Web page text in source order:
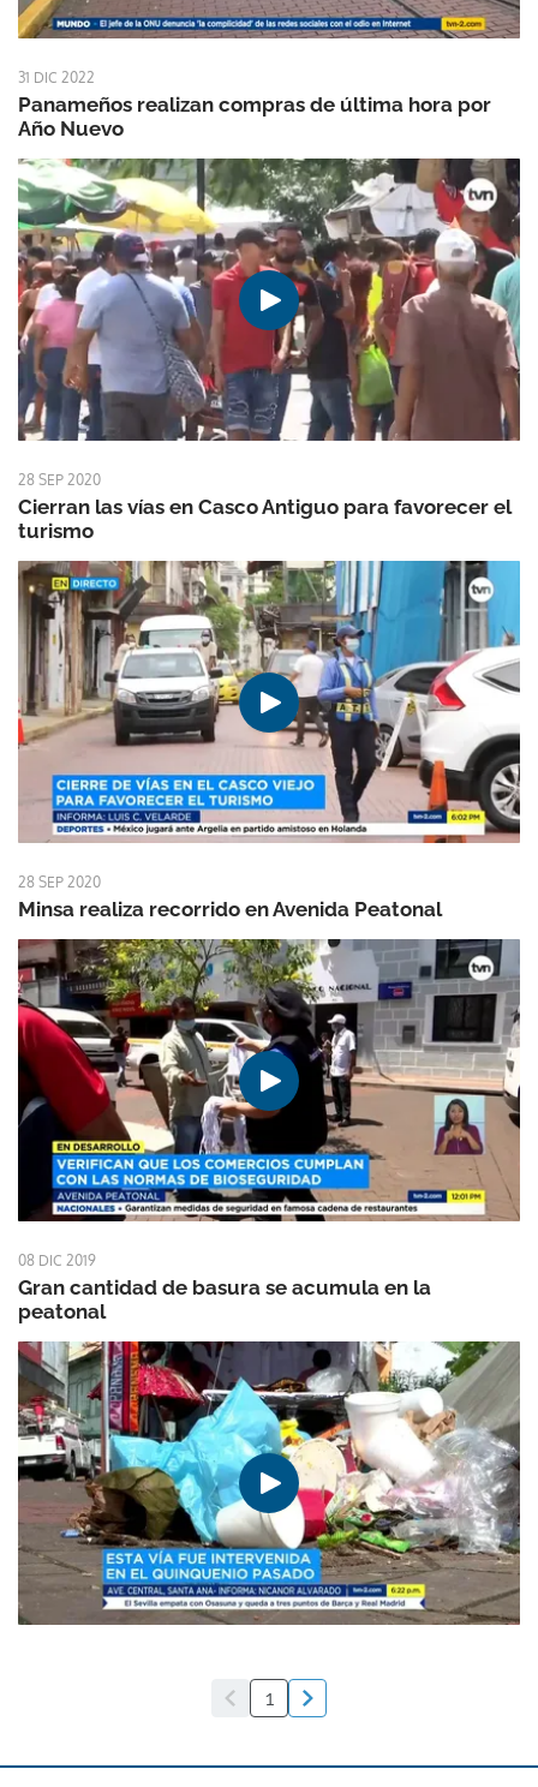
31 DIC 2022
Panameños realizan compras de última hora por
Año Nuevo
28 SEP 2020
Cierran las vías en Casco Antiguo para favorecer el
turismo
28 SEP 2020
Minsa realiza recorrido en Avenida Peatonal
08 DIC 2019
Gran cantidad de basura se acumula en la
peatonal
1